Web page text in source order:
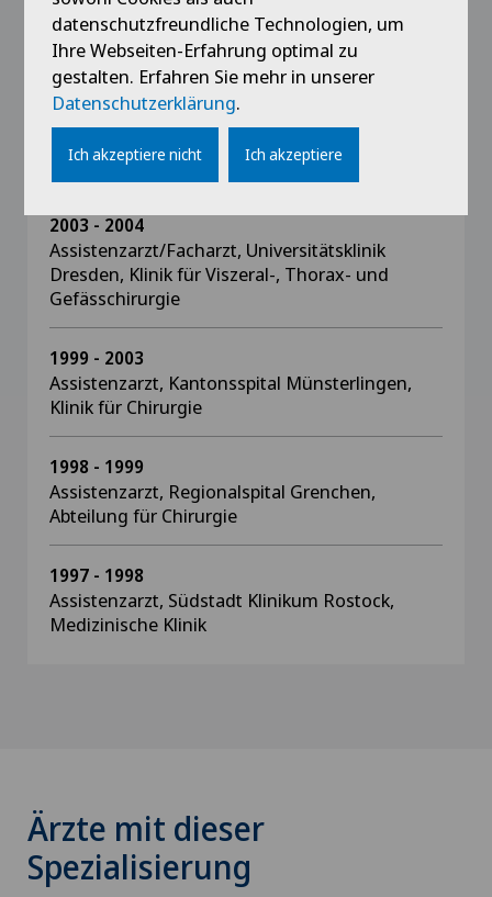
2006 - 2011
Oberarzt Tiefenauspital Bern, Klinik für
Chirurgie
2004 - 2006
Bürgerspital Solothurn
2003 - 2004
Assistenzarzt/Facharzt, Universitätsklinik
Dresden, Klinik für Viszeral-, Thorax- und
Gefässchirurgie
1999 - 2003
Assistenzarzt, Kantonsspital Münsterlingen,
Klinik für Chirurgie
1998 - 1999
Assistenzarzt, Regionalspital Grenchen,
Abteilung für Chirurgie
1997 - 1998
Assistenzarzt, Südstadt Klinikum Rostock,
Medizinische Klinik
Ärzte mit dieser
Spezialisierung
datenschutzfreundliche Technologien, um
Ihre Webseiten-Erfahrung optimal zu
gestalten. Erfahren Sie mehr in unserer
Datenschutzerklärung.
Ich akzeptiere nicht Ich akzeptiere